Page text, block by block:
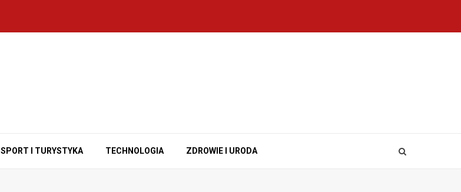
SPORT I TURYSTYKA TECHNOLOGIA ZDROWIE I URODA